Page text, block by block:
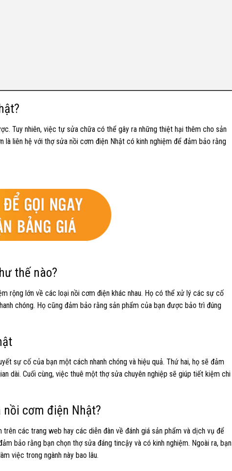
Tuy nhiên, việc tự sửa chữa có thể gây ra những thiệt hại thêm cho sản
liên hệ với thợ sửa nồi cơm điện Nhật có kinh nghiệm để đảm bảo rằng
thế nào?
rộng lớn về các loại nồi cơm điện khác nhau. Họ có thể xử lý các sự cố
chóng. Họ cũng đảm bảo rằng sản phẩm của bạn được bảo trì đúng
sự cố của bạn một cách nhanh chóng và hiệu quả. Thứ hai, họ sẽ đảm
dài. Cuối cùng, việc thuê một thợ sửa chuyên nghiệp sẽ giúp tiết kiệm chi
cơm điện Nhật?
các trang web hay các diễn đàn về đánh giá sản phẩm và dịch vụ để
bảo rằng bạn chọn thợ sửa đáng tincậy và có kinh nghiệm. Ngoài ra, bạn
việc trong ngành này bao lâu.